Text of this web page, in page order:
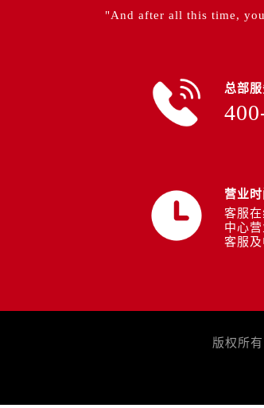
"And after all this time,
总部
营业时
客服
中心
客服
版权所